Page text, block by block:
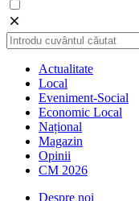
Actualitate
Local
Eveniment-Social
Economic Local
Național
Magazin
Opinii
CM 2026
Despre noi